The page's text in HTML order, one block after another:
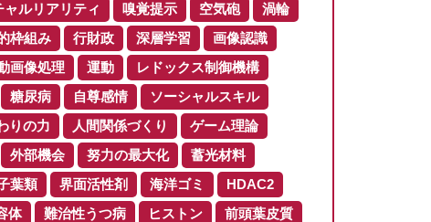
ャルリアリティ 嗅覚提示 空気砲
渦輪
枠組み 行財政 深層学習
画像認識
画像処理 運動
レドックス制御機構
糖尿病 自尊感情
ソーシャルスキル
りの力 人間関係づくり
ゲーム理論
外部機会 努力の最大化
蓄光材料
葉類 界面活性剤 海洋ゴミ
HDAC2
体 難治性うつ病 ヒストン
前頭葉皮質